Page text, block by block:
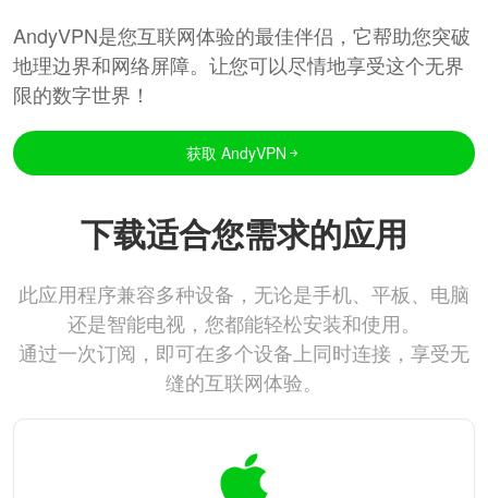
AndyVPN是您互联网体验的最佳伴侣，它帮助您突破
地理边界和网络屏障。让您可以尽情地享受这个无界
限的数字世界！
获取 AndyVPN
下载适合您需求的应用
此应用程序兼容多种设备，无论是手机、平板、电脑
还是智能电视，您都能轻松安装和使用。
通过一次订阅，即可在多个设备上同时连接，享受无
缝的互联网体验。